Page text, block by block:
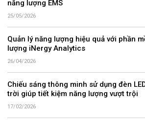
năng lượng EMS
25/05/2026
Quản lý năng lượng hiệu quả với phần
lượng iNergy Analytics
26/04/2026
Chiếu sáng thông minh sử dụng đèn
trời giúp tiết kiệm năng lượng vượt trội
17/02/2026